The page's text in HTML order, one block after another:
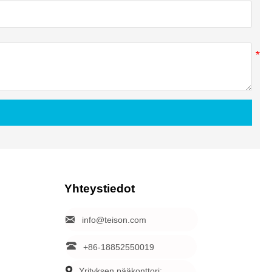
Yhteystiedot
 info@teison.com
 +86-18852550019